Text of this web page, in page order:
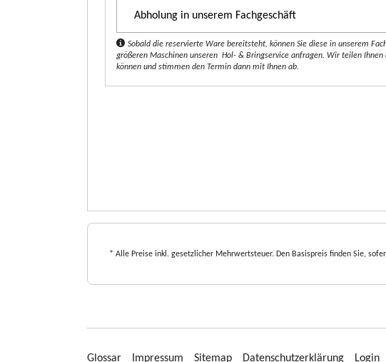
t
*
Sobald die reservierte Ware bereitsteht, können Sie diese in unserem
größeren Maschinen unseren Hol- & Bringservice anfragen. Wir teilen
können und stimmen den Termin dann mit Ihnen ab.
* Alle Preise inkl. gesetzlicher Mehrwertsteuer. Den Basispreis finden Sie,
Glossar Impressum Sitemap Datenschutzerklärung Login